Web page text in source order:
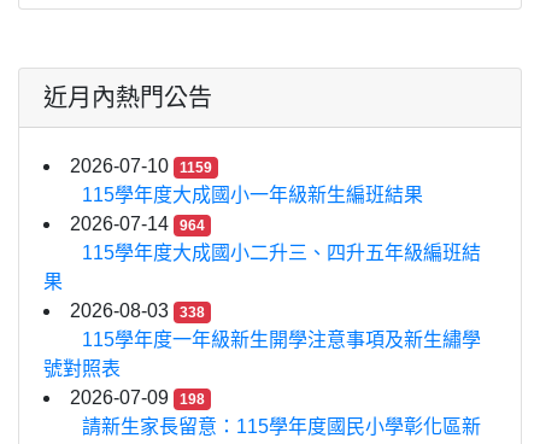
近月內熱門公告
2026-07-10 1159
115學年度大成國小一年級新生編班結果
2026-07-14
964
115學年度大成國小二升三、四升五年級編班結
果
2026-08-03
338
115學年度一年級新生開學注意事項及新生繡學
號對照表
2026-07-09
198
請新生家長留意：115學年度國民小學彰化區新